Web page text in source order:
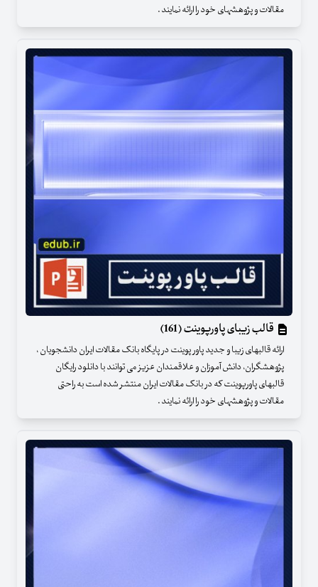
مقالات و پژوهشهای خود را ارائه نمایند .
قالب زیبای پاورپوینت (161)
ارائه قالبهای زیبا و جدید پاور پوینت در پایگاه بانک مقالات ایران دانشجویان ،
پژوهشگران، دانش آموزان و علاقمندان عزیز می توانند با دانلود رایگان
قالبهای پاورپوینت که در بانک مقالات ایران منتشر شده است به راحتی
مقالات و پژوهشهای خود را ارائه نمایند .